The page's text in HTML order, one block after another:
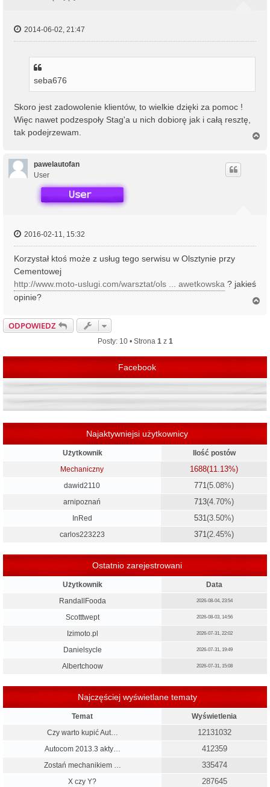
2014-06-02, 21:47
seba676
Skoro jest zadowolenie klientów, to wielkie dzięki za pomoc !
Więc nawet podzespoły Stag'a u nich dobiorę jak i całą resztę,
tak podejrzewam.
pawelautofan
User
2016-02-11, 15:32
Korzystał ktoś może z usług tego serwisu w Olsztynie przy
Cementowej
http://www.moto-uslugi.com/warsztat/ols ... awetkowska ? jakieś
opinie?
ODPOWIEDZ
Posty: 10 • Strona 1z 1
Facebook
Najaktywniejsi użytkownicy
Użytkownik
Ilość postów
Mechaniczny
1688(11.13%)
dawid2110 771(5.08%)
arnipoznań 713(4.70%)
InRed 531(3.50%)
carlos223223 371(2.45%)
Ostatnio zarejestrowani
Użytkownik
Data
RandallFooda
2026-08-04, 23:54
Scotttwept 2026-08-03, 14:56
Izimoto.pl 2026-07-31, 22:02
Danielsycle 2026-07-31, 19:49
Albertchoow 2026-07-31, 15:08
Najczęściej wyświetlane tematy
Temat
Wyświetlenia
Czy warto kupić Aut…
12131032
Autocom 2013.3 akty… 412359
Zostań mechanikiem … 335474
X czy Y? 287645